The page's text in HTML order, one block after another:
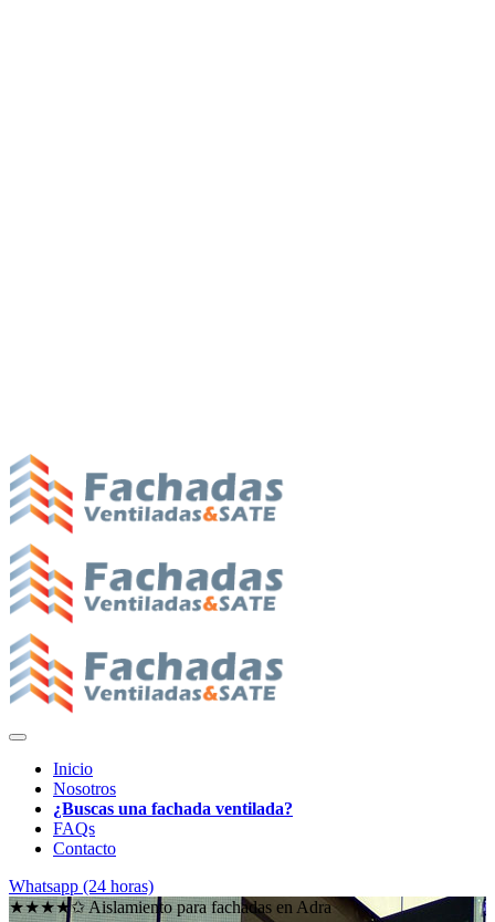
Inicio
Nosotros
¿Buscas una fachada ventilada?
FAQs
Contacto
Whatsapp (24 horas)
★★★★✩ Aislamiento para fachadas en Adra